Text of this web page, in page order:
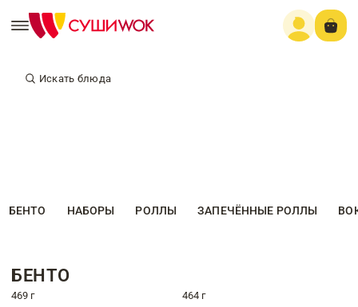
Искать блюда
БЕНТО НАБОРЫ РОЛЛЫ ЗАПЕЧЁННЫЕ РОЛЛЫ
БЕНТО
469 г 464 г